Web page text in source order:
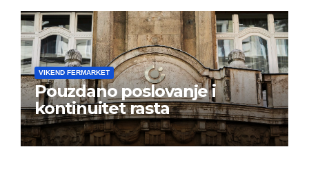
VIKEND FERMARKET
Pouzdano poslovanje i
kontinuitet rasta